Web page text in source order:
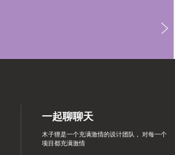
一起聊聊天
木子狸是一个充满激情的设计团队， 对每一个
项目都充满激情